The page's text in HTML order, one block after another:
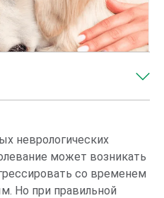
и лечение
неврологических
может возникать
со временем
Но при правильной